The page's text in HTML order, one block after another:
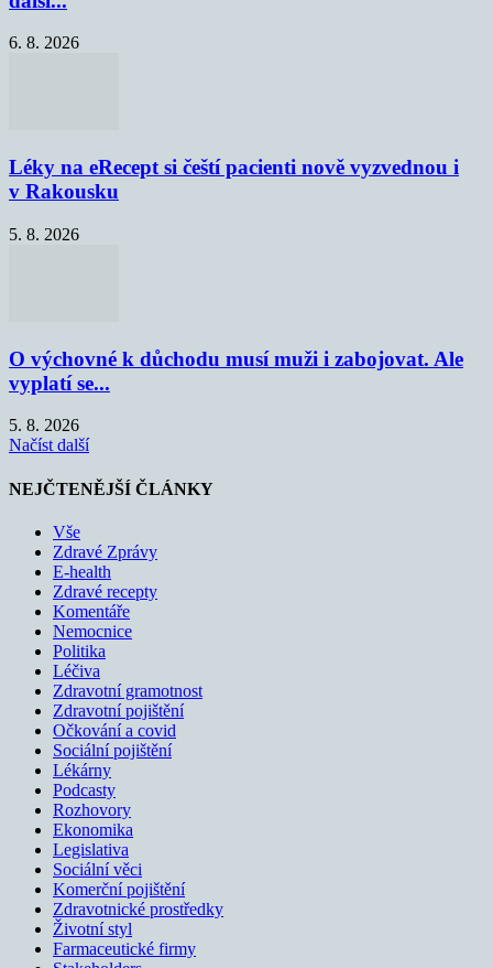
6. 8. 2026
Léky na eRecept si čeští pacienti nově vyzvednou i
v Rakousku
5. 8. 2026
O výchovné k důchodu musí muži i zabojovat. Ale
vyplatí se...
5. 8. 2026
Načíst další
NEJČTENĚJŠÍ ČLÁNKY
Vše
Zdravé Zprávy
E-health
Zdravé recepty
Komentáře
Nemocnice
Politika
Léčiva
Zdravotní gramotnost
Zdravotní pojištění
Očkování a covid
Sociální pojištění
Lékárny
Podcasty
Rozhovory
Ekonomika
Legislativa
Sociální věci
Komerční pojištění
Zdravotnické prostředky
Životní styl
Farmaceutické firmy